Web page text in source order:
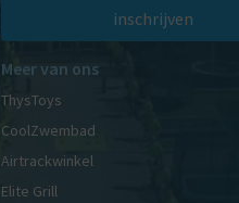
inschrijven
Meer van ons
ThysToys
CoolZwembad
Airtrackwinkel
Elite Grill